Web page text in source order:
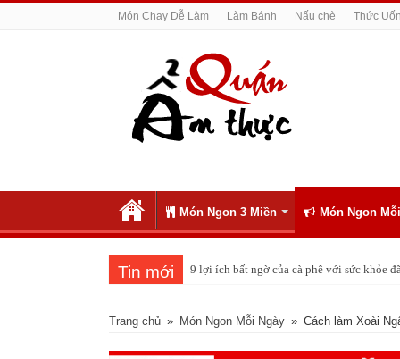
Món Chay Dễ Làm Làm Bánh Nấu chè Thức
Món Ngon 3 Miền Món Ngon
Tin mới 9 lợi ích bất ngờ của cà phê với sức khỏe
Cách pha nước chanh đá ngon đều nhau
Trang chủ » Món Ngon Mỗi Ngày » Cách làm Xoài